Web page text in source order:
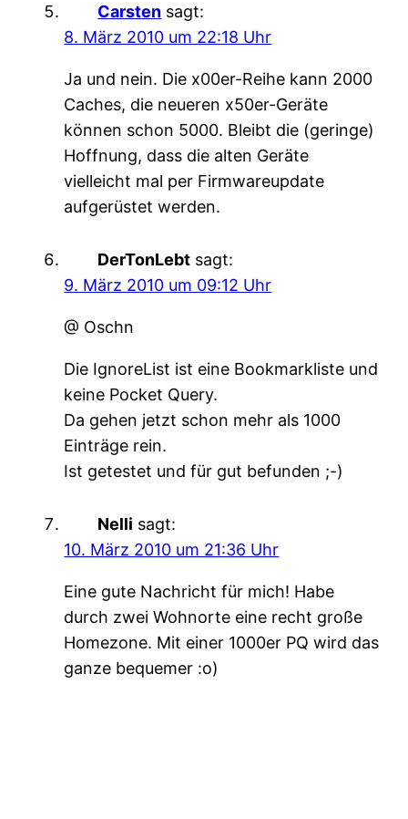
Carsten sagt:
8. März 2010 um 22:18 Uhr
Ja und nein. Die x00er-Reihe kann 2000
Caches, die neueren x50er-Geräte
können schon 5000. Bleibt die (geringe)
Hoffnung, dass die alten Geräte
vielleicht mal per Firmwareupdate
aufgerüstet werden.
DerTonLebt sagt:
9. März 2010 um 09:12 Uhr
@ Oschn
Die IgnoreList ist eine Bookmarkliste und
keine Pocket Query.
Da gehen jetzt schon mehr als 1000
Einträge rein.
Ist getestet und für gut befunden ;-)
Nelli sagt:
10. März 2010 um 21:36 Uhr
Eine gute Nachricht für mich! Habe
durch zwei Wohnorte eine recht große
Homezone. Mit einer 1000er PQ wird das
ganze bequemer :o)